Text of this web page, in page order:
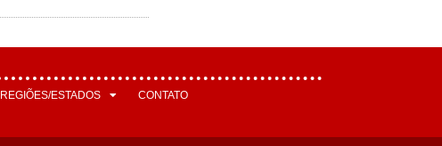
REGIÕES/ESTADOS CONTATO